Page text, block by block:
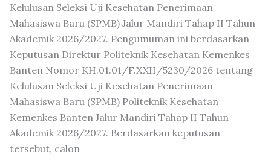
Kelulusan Seleksi Uji Kesehatan Penerimaan
Mahasiswa Baru (SPMB) Jalur Mandiri Tahap II Tahun
Akademik 2026/2027. Pengumuman ini berdasarkan
Keputusan Direktur Politeknik Kesehatan Kemenkes
Banten Nomor KH.01.01/F.XXII/5230/2026 tentang
Kelulusan Seleksi Uji Kesehatan Penerimaan
Mahasiswa Baru (SPMB) Politeknik Kesehatan
Kemenkes Banten Jalur Mandiri Tahap II Tahun
Akademik 2026/2027. Berdasarkan keputusan
tersebut, calon